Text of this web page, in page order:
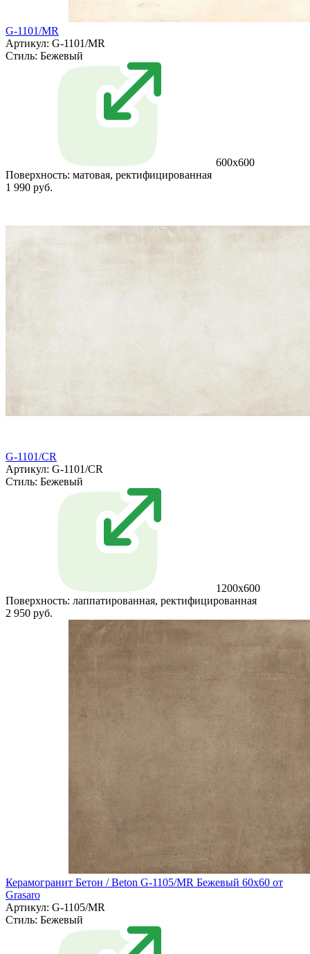
G-1101/MR
Артикул: G-1101/MR
Стиль: Бежевый
600x600
Поверхность: матовая, ректифицированная
1 990 руб.
G-1101/CR
Артикул: G-1101/CR
Стиль: Бежевый
1200x600
Поверхность: лаппатированная, ректифицированная
2 950 руб.
Керамогранит Бетон / Beton G-1105/MR Бежевый 60х60 от
Grasaro
Артикул: G-1105/MR
Стиль: Бежевый